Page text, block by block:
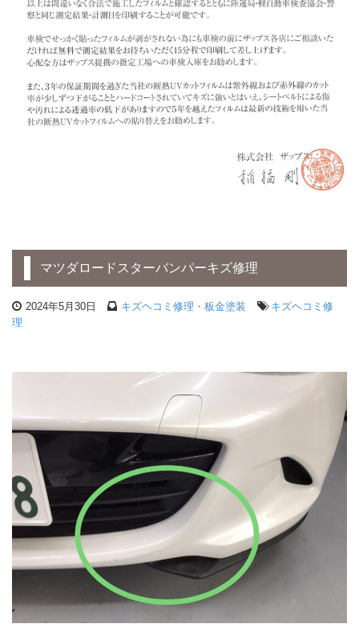
マツダロードスターバンパーキズ修理
2024年5月30日 キズヘコミ修理・板金塗装
キズヘコミ修
理